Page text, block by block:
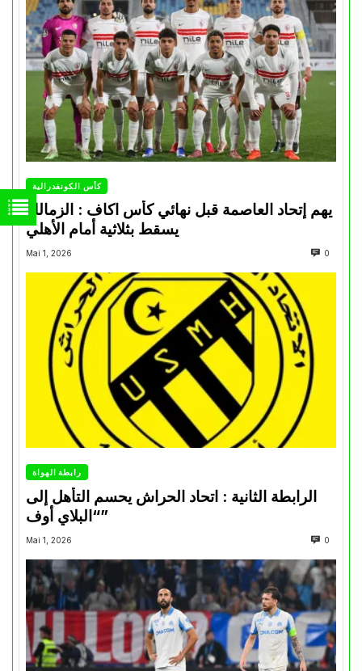
كأس الكونفدرالية
يهم إتحاد العاصمة قبل نهائي كأس اكاف : الزمالك
Mai 1, 2026 0
رابطة الهواة
الرابطة الثانية : اتحاد الحراش يحسم التأهل إلى
“البلاي أوف”
Mai 1, 2026 0